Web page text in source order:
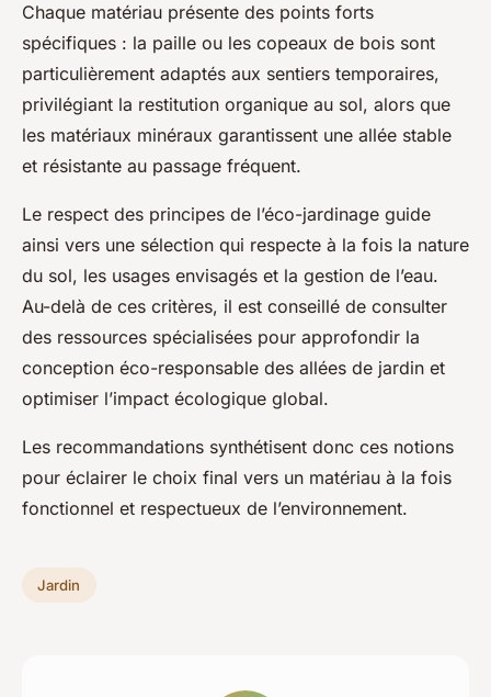
Chaque matériau présente des points forts
spécifiques : la paille ou les copeaux de bois sont
particulièrement adaptés aux sentiers temporaires,
privilégiant la restitution organique au sol, alors que
les matériaux minéraux garantissent une allée stable
et résistante au passage fréquent.
Le respect des principes de l’éco-jardinage guide
ainsi vers une sélection qui respecte à la fois la nature
du sol, les usages envisagés et la gestion de l’eau.
Au-delà de ces critères, il est conseillé de consulter
des ressources spécialisées pour approfondir la
conception éco-responsable des allées de jardin et
optimiser l’impact écologique global.
Les recommandations synthétisent donc ces notions
pour éclairer le choix final vers un matériau à la fois
fonctionnel et respectueux de l’environnement.
Jardin